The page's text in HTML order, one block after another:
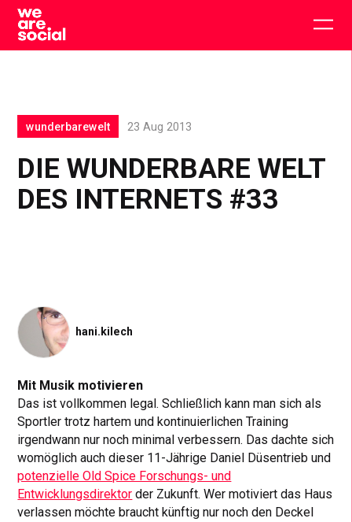
Skip
content
DIE WUNDERBARE WELT
DES INTERNETS #33
wunderbarewelt 23 Aug 2013
hani.kilech
Mit Musik motivieren
Das ist vollkommen legal. Schließlich kann man sich als
Sportler trotz hartem und kontinuierlichen Training
irgendwann nur noch minimal verbessern. Das dachte sich
womöglich auch dieser 11-Jährige Daniel Düsentrieb und
potenzielle Old Spice Forschungs- und
Entwicklungsdirektor der Zukunft. Wer motiviert das Haus
verlassen möchte braucht künftig nur noch den Deckel